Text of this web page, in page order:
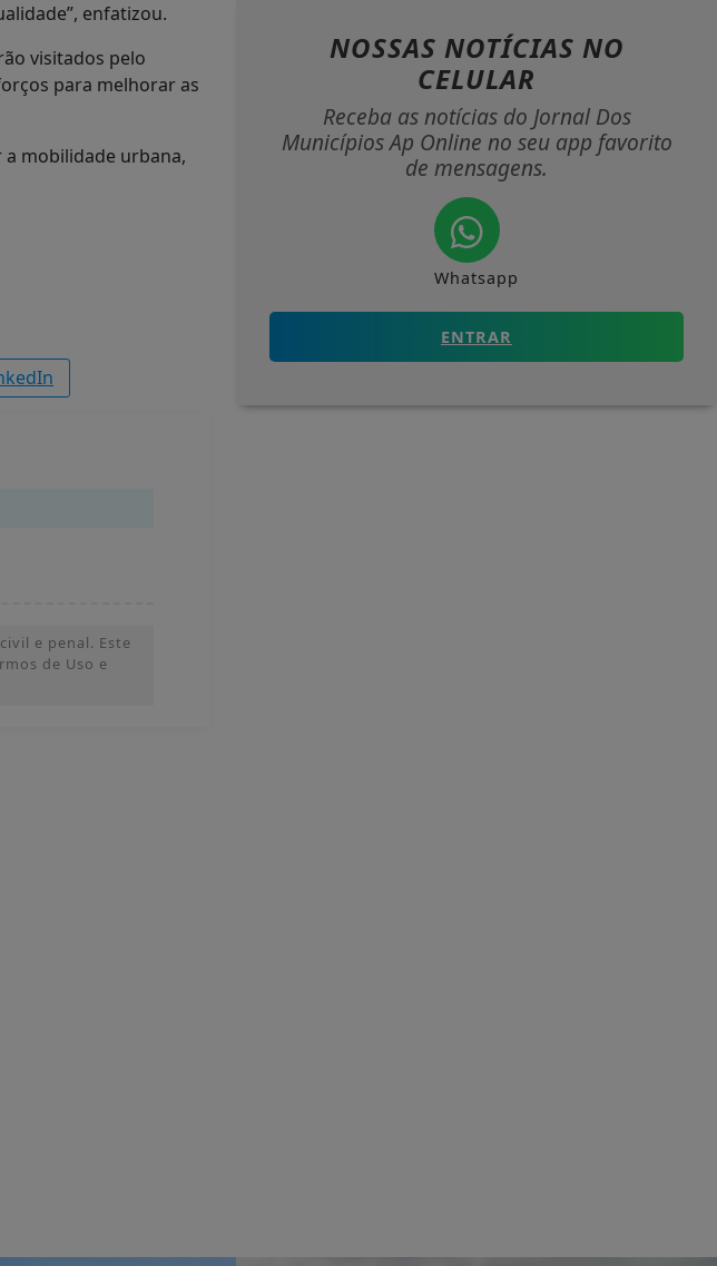
enfatizou.
visitados pelo
para melhorar as
mobilidade urbana,
e penal. Este
de Uso e
NOSSAS NOTÍCIAS NO
CELULAR
Receba as notícias do Jornal Dos
Municípios Ap Online no seu app favorito
de mensagens.
Whatsapp
ENTRAR